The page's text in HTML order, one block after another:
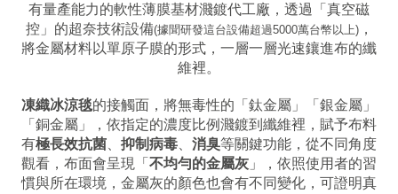
有量產能力的軟性薄膜基材濺鍍代工廠，透過「真空磁
控」的超奈技術設備(據聞研發這台設備超過5000萬台幣以上)，
將金屬材料以單原子膜的形式，一層一層光速鑲進布的纖
維裡。
凍織冰涼毯的接觸面，將無毒性的「鈦金屬」「銀金屬」
「銅金屬」，依指定的濃度比例濺鍍到纖維裡，賦予布料
有極長效抗菌 抑制病毒 消臭等關鍵功能，從不同角度
觀看，布面會呈現「 不均勻的金屬灰 」，依照使用者的習
慣與所在環境，金屬灰的顏色也會有不同變化，可證明真